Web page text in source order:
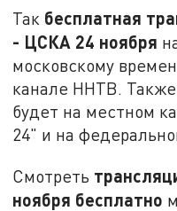
Так бесплатная
- ЦСКА 24 ноября
московскому
канале ННТВ.
будет на местном
24" и на
Смотреть
ноября бесплатно